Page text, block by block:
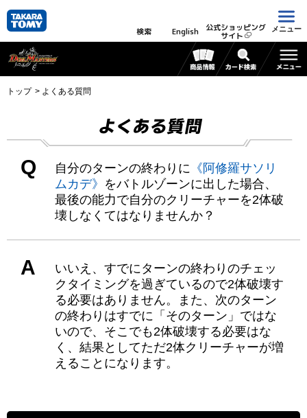
検索 English 公式ショッピング
サイト
メニュー
トップ よくある質問
よくある質問
Q 自分のターンの終わりに 《阿修羅サソリ
ムカデ》 をバトルゾーンに出した場合、
最後の能力で自分のクリーチャーを2体破
壊しなくてはなりませんか？
A
いいえ、すでにターンの終わりのチェッ
クタイミングを過ぎているので2体破壊す
る必要はありません。また、次のターン
の終わりはすでに「そのターン」ではな
いので、そこでも2体破壊する必要はな
く、結果としてただ2体クリーチャーが増
えることになります。